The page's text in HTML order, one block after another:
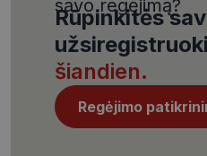
savo regėjimą?
Rūpinkitės
šiandien.
Regėjimo
CookieScriptConsent